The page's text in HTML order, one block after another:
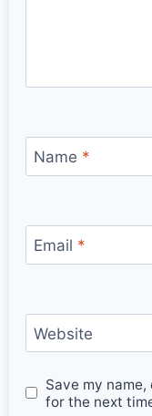
Name *
Email *
Website
Save my
for the next